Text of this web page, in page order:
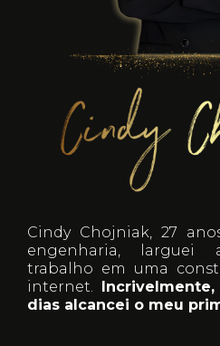
Cindy Chojniak, 27
engenharia, larguei
trabalho em uma
internet.
dias alcancei o meu